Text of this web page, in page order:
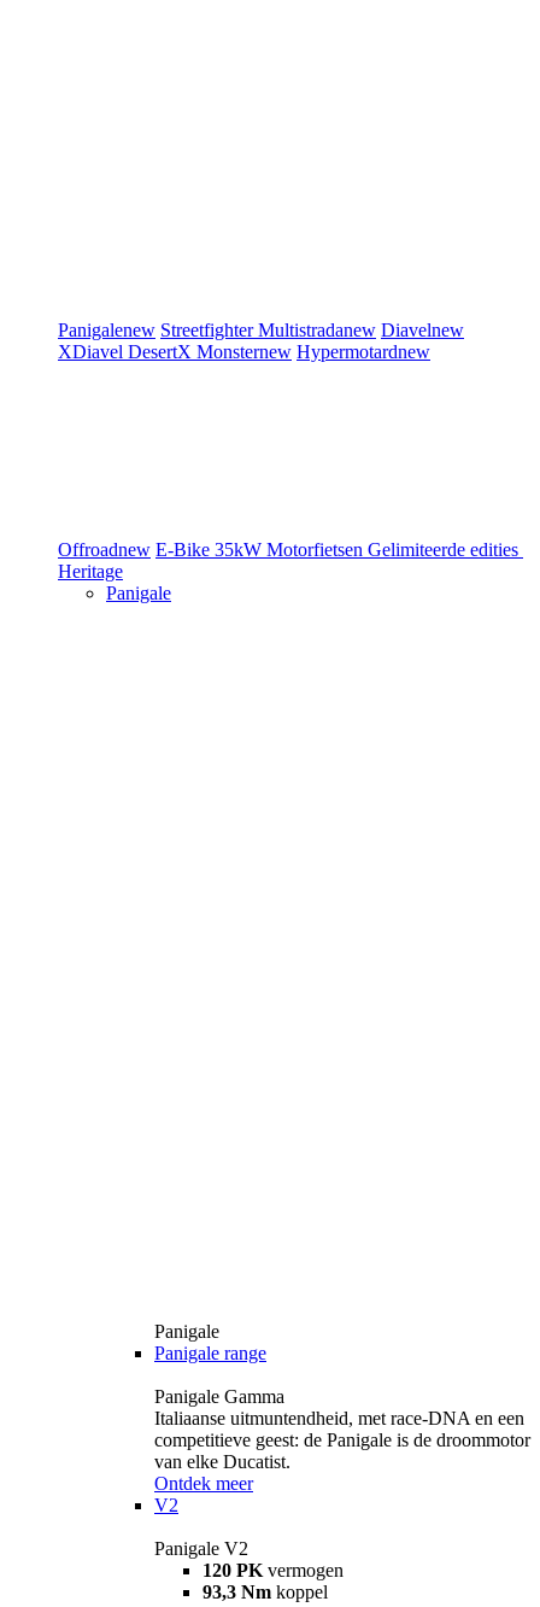
Panigalenew StreetfighterMultistradanew Diavelnew
XDiavel DesertX Monsternew Hypermotardnew
Offroadnew E-Bike 35kW Motorfietsen Gelimiteerde edities
Heritage
Panigale
Panigale
Panigale range
Panigale Gamma
Italiaanse uitmuntendheid, met race-DNA en een
competitieve geest: de Panigale is de droommotor
van elke Ducatist.
Ontdek meer
V2
Panigale V2
120 PK vermogen
93,3 Nm koppel